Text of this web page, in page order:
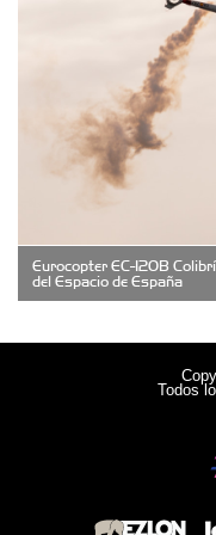
Casa Berta
Clima
Denisi
Deutsche
Eurocopter EC-120B
del Espacio de España
Todos